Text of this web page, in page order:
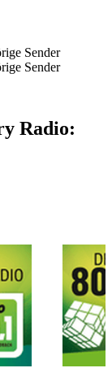
Sender
Sender
Radio: